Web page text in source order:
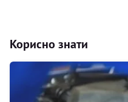
Корисно знати